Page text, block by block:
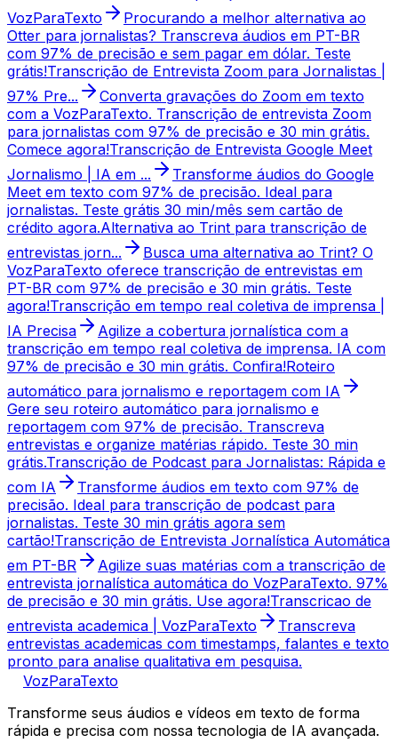
VozParaTexto
Procurando a melhor alternativa ao
Otter para jornalistas? Transcreva áudios em PT-BR
com 97% de precisão e sem pagar em dólar. Teste
grátis!Transcrição de Entrevista Zoom para Jornalistas |
97% Pre...
Converta gravações do Zoom em texto
com a VozParaTexto. Transcrição de entrevista Zoom
para jornalistas com 97% de precisão e 30 min grátis.
Comece agora!Transcrição de Entrevista Google Meet
Jornalismo | IA em ...
Transforme áudios do Google
Meet em texto com 97% de precisão. Ideal para
jornalistas. Teste grátis 30 min/mês sem cartão de
crédito agora.Alternativa ao Trint para transcrição de
entrevistas jorn...
Busca uma alternativa ao Trint? O
VozParaTexto oferece transcrição de entrevistas em
PT-BR com 97% de precisão e 30 min grátis. Teste
agora!Transcrição em tempo real coletiva de imprensa |
IA Precisa
Agilize a cobertura jornalística com a
transcrição em tempo real coletiva de imprensa. IA com
97% de precisão e 30 min grátis. Confira!Roteiro
automático para jornalismo e reportagem com IA
Gere seu roteiro automático para jornalismo e
reportagem com 97% de precisão. Transcreva
entrevistas e organize matérias rápido. Teste 30 min
grátis.Transcrição de Podcast para Jornalistas: Rápida e
com IA
Transforme áudios em texto com 97% de
precisão. Ideal para transcrição de podcast para
jornalistas. Teste 30 min grátis agora sem
cartão!Transcrição de Entrevista Jornalística Automática
em PT-BR
Agilize suas matérias com a transcrição de
entrevista jornalística automática do VozParaTexto. 97%
de precisão e 30 min grátis. Use agora!Transcricao de
entrevista academica | VozParaTexto
Transcreva
entrevistas academicas com timestamps, falantes e texto
pronto para analise qualitativa em pesquisa.
VozParaTexto
Transforme seus áudios e vídeos em texto de forma
rápida e precisa com nossa tecnologia de IA avançada.